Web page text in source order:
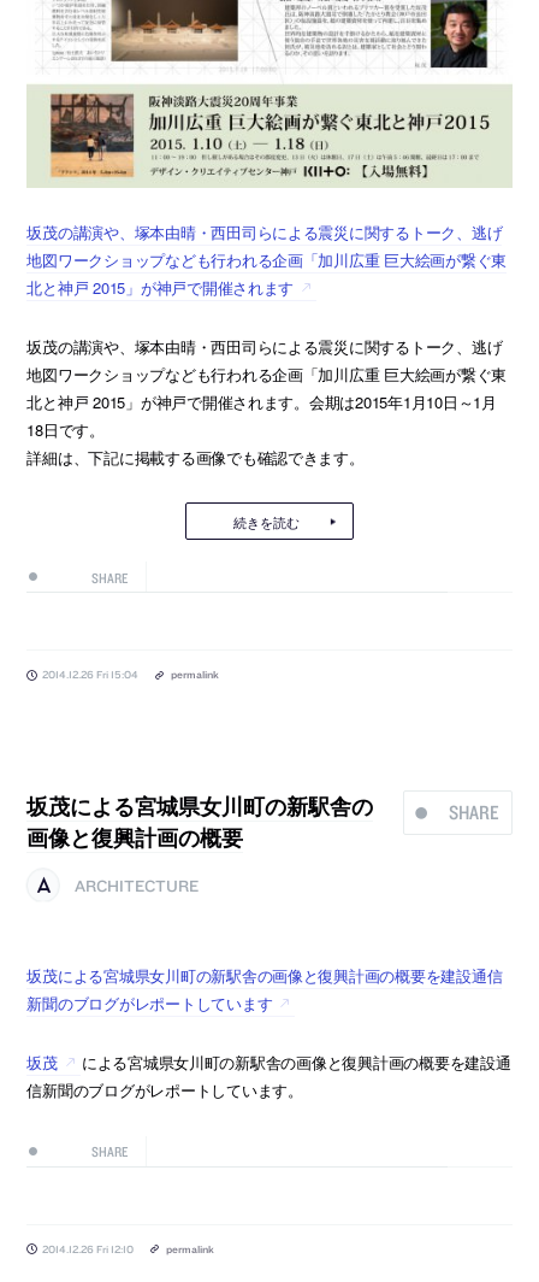
坂茂の講演や、塚本由晴・西田司らによる震災に関するトーク、逃げ
地図ワークショップなども行われる企画「加川広重 巨大絵画が繋ぐ東
北と神戸 2015」が神戸で開催されます
坂茂の講演や、塚本由晴・西田司らによる震災に関するトーク、逃げ
地図ワークショップなども行われる企画「加川広重 巨大絵画が繋ぐ東
北と神戸 2015」が神戸で開催されます。会期は2015年1月10日～1月
18日です。
詳細は、下記に掲載する画像でも確認できます。
続きを読む
SHARE
2014.12.26 Fri 15:04 permalink
SHARE
坂茂による宮城県女川町の新駅舎の
画像と復興計画の概要
ARCHITECTURE
坂茂による宮城県女川町の新駅舎の画像と復興計画の概要を建設通信
新聞のブログがレポートしています
坂茂
による宮城県女川町の新駅舎の画像と復興計画の概要を建設通
信新聞のブログがレポートしています。
SHARE
2014.12.26 Fri 12:10 permalink